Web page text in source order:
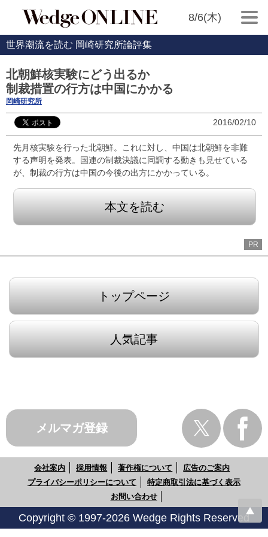
8/6(木)
世界潮流を読む 岡崎研究所論評集
北朝鮮核実験にどう出るか
制裁措置の行方は中国にかかる
岡崎研究所
2016/02/10
先月核実験を行った北朝鮮。これに対し、中国は北朝鮮を非難
する声明を発表。国連の制裁決議に同調する動きも見せている
が、制裁の行方は中国の今後の出方にかかっている。
本文を読む
PR
トップページ
人気記事
メルマガ登録
会社案内 採用情報 著作権について
広告のご案内
プライバシーポリシーについて
特定商取引法に基づく表示
お問い合わせ
Copyright © 1997-2026 Wedge Rights Reserved